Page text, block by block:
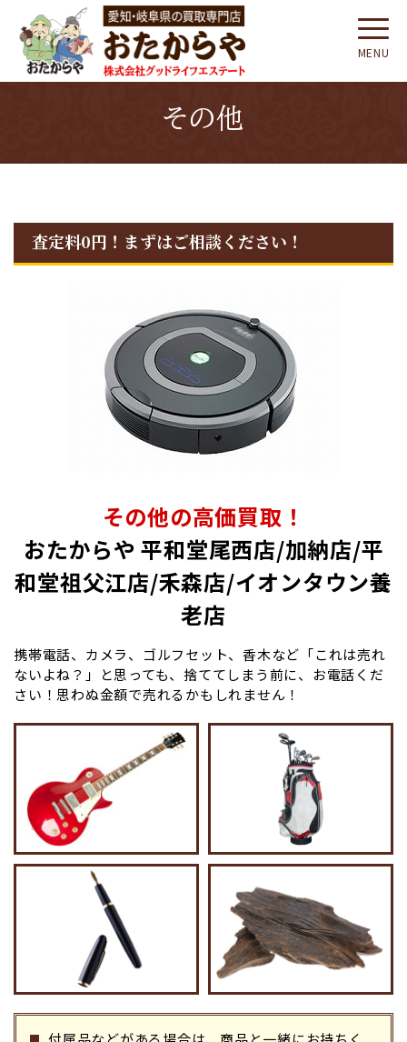
MENU
その他
査定料0円！まずはご相談ください！
その他の高価買取！
おたからや 平和堂尾西店/加納店/平
和堂祖父江店/禾森店/イオンタウン養
老店
携帯電話、カメラ、ゴルフセット、香木など「これは売れ
ないよね？」と思っても、捨ててしまう前に、お電話くだ
さい！思わぬ金額で売れるかもしれません！